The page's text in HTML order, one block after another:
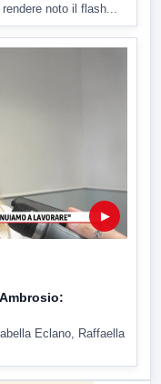
noto il flash...
▶
Eclano, Raffaella